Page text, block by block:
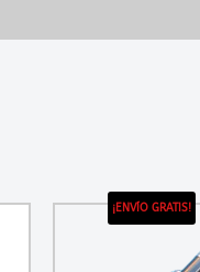
¡ENVÍO GRATIS!